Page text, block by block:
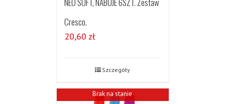
Cresco.
20,60 zł
Szczegóły
Brak na stanie